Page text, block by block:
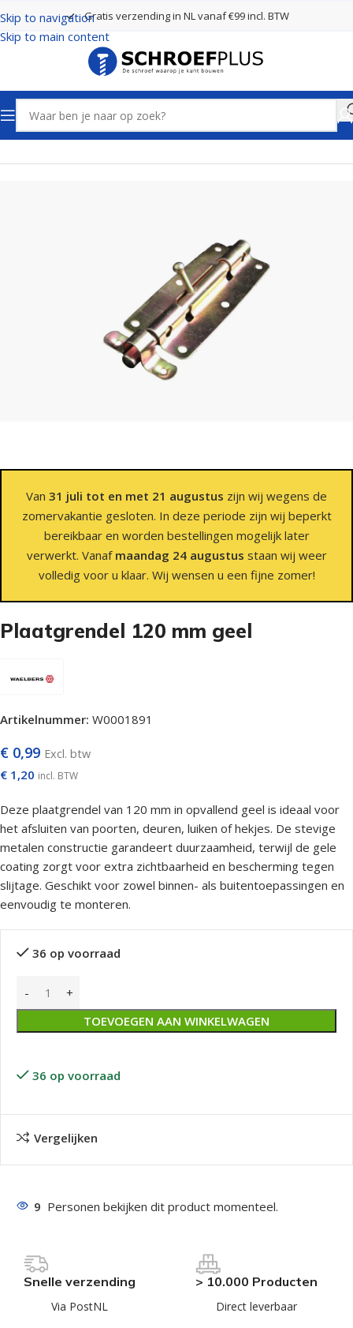
Skip to navigation
Skip to main content
Gratis verzending in NL vanaf €99 incl. BTW
Home Poort- en hekbeslag Grendels
Van 31 juli tot en met 21 augustus zijn wij wegens de
zomervakantie gesloten. In deze periode zijn wij beperkt
bereikbaar en worden bestellingen mogelijk later
verwerkt. Vanaf maandag 24 augustus staan wij weer
volledig voor u klaar. Wij wensen u een fijne zomer!
Plaatgrendel 120 mm geel
Artikelnummer: W0001891
€ 0,99 Excl. btw
€ 1,20 incl. BTW
Deze plaatgrendel van 120 mm in opvallend geel is ideaal voor
het afsluiten van poorten, deuren, luiken of hekjes. De stevige
metalen constructie garandeert duurzaamheid, terwijl de gele
coating zorgt voor extra zichtbaarheid en bescherming tegen
slijtage. Geschikt voor zowel binnen- als buitentoepassingen en
eenvoudig te monteren.
36 op voorraad
TOEVOEGEN AAN WINKELWAGEN
36 op voorraad
Vergelijken
9 Personen bekijken dit product momenteel.
Snelle verzending
Via PostNL
> 10.000 Producten
Direct leverbaar